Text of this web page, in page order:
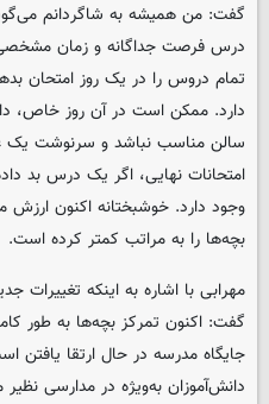
گفت: من همیشه به شاگردانم
درس فرصت جداگانه و زمان مشخصی
تمام دروس را در یک روز امتحان
دارد. ممکن است در آن روز خاص،
سالن مناسب نباشد و سرنوشت یک
امتحانات نهایی، اگر یک درس بد
وجود دارد. خوشبختانه اکنون
بچه‌ها را به مراتب کمتر کرده است.
مهرابی با اشاره به اینکه تغییرات
گفت: اکنون تمرکز بچه‌ها به طور
جایگاه مدرسه در حال ارتقا یافتن
دانش‌آموزان به‌ویژه در مدارسی